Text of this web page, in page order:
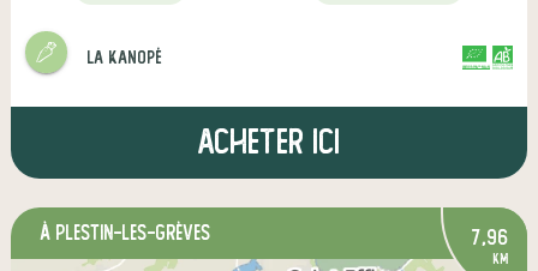
La Kanopé CERTIFIÉ PAR FR-BIO-01
AGRICULTURE FRANCE
Acheter ici
à Plestin-les-Grèves 7,96
km